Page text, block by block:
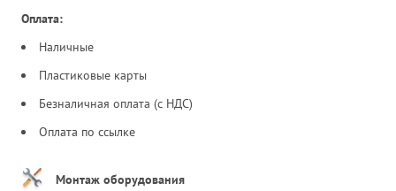
Оплата:
Наличные
Пластиковые карты
Безналичная оплата (с НДС)
Оплата по ссылке
Монтаж оборудования